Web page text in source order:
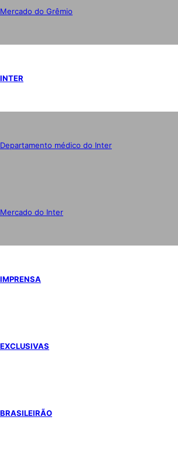
Mercado do Grêmio
INTER
Departamento médico do Inter
Mercado do Inter
IMPRENSA
EXCLUSIVAS
BRASILEIRÃO